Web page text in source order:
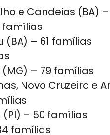
e Candeias (BA)
famílias
– 61 famílias
– 79 famílias
Novo Cruzeiro e
(PI) – 50 famílias
famílias